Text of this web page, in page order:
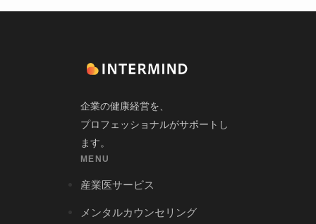
企業の健康経営を、
プロフェッショナルがサポートし
ます。
MENU
産業医サービス
メンタルカウンセリング